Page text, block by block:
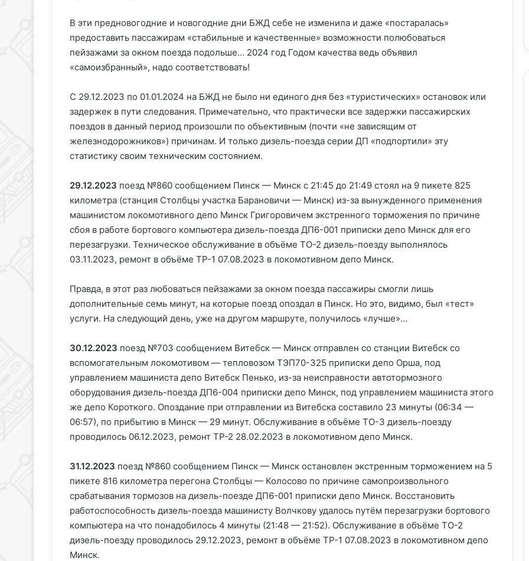
В эти предновогодние и новогодние дни БЖД себе не изменила и даже «постаралась»
предоставить пассажирам «стабильные и качественные» возможности полюбоваться
пейзажами за окном поезда подольше… 2024 год Годом качества ведь объявил
«самоизбранный», надо соответствовать!
С 29.12.2023 по 01.01.2024 на БЖД не было ни единого дня без «туристических» остановок или
задержек в пути следования. Примечательно, что практически все задержки пассажирских
поездов в данный период произошли по объективным (почти «не зависящим от
железнодорожников») причинам. И только дизель-поезда серии ДП «подпортили» эту
статистику своим техническим состоянием.
29.12.2023 поезд №860 сообщением Пинск — Минск с 21:45 до 21:49 стоял на 9 пикете 825
километра (станция Столбцы участка Барановичи — Минск) из-за вынужденного применения
машинистом локомотивного депо Минск Григоровичем экстренного торможения по причине
сбоя в работе бортового компьютера дизель-поезда ДП6-001 приписки депо Минск для его
перезагрузки. Техническое обслуживание в объёме ТО-2 дизель-поезду выполнялось
03.11.2023, ремонт в объёме ТР-1 07.08.2023 в локомотивном депо Минск.
Правда, в этот раз любоваться пейзажами за окном поезда пассажиры смогли лишь
дополнительные семь минут, на которые поезд опоздал в Пинск. Но это, видимо, был «тест»
услуги. На следующий день, уже на другом маршруте, получилось «лучше»…
30.12.2023 поезд №703 сообщением Витебск — Минск отправлен со станции Витебск со
вспомогательным локомотивом — тепловозом ТЭП70-325 приписки депо Орша, под
управлением машиниста депо Витебск Пенько, из-за неисправности автотормозного
оборудования дизель-поезда ДП6-004 приписки депо Минск, под управлением машиниста этого
же депо Короткого. Опоздание при отправлении из Витебска составило 23 минуты (06:34 —
06:57), по прибытию в Минск — 29 минут. Обслуживание в объёме ТО-3 дизель-поезду
проводилось 06.12.2023, ремонт ТР-2 28.02.2023 в локомотивном депо Минск.
31.12.2023 поезд №860 сообщением Пинск — Минск остановлен экстренным торможением на 5
пикете 816 километра перегона Столбцы — Колосово по причине самопроизвольного
срабатывания тормозов на дизель-поезде ДП6-001 приписки депо Минск. Восстановить
работоспособность дизель-поезда машинисту Волчкову удалось путём перезагрузки бортового
компьютера на что понадобилось 4 минуты (21:48 — 21:52). Обслуживание в объёме ТО-2
дизель-поезду проводилось 29.12.2023, ремонт в объёме ТР-1 07.08.2023 в локомотивном депо
Минск.